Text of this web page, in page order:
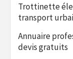
Trottinette
transport
Annuaire
devis gratuits